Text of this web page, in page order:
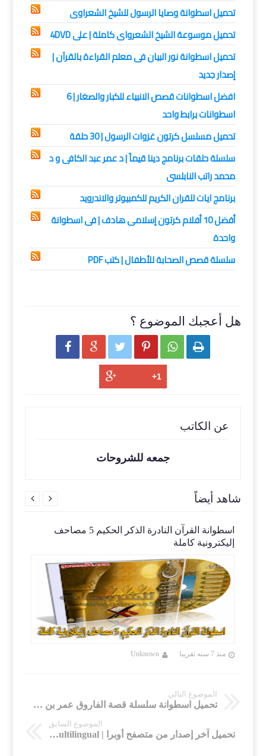
تحميل اسطوانة وصايا الرسول للشيخ الشعراوى
تحميل موسوعة الشيخ الشعرواى كاملة | على 4DVD
تحميل اسطوانة نور البيان فى معلم القراءة بالقرآن |
إصدار جديد
افضل اسطوانات قصص الانبياء للكبار والصغار | 6
اسطوانات برابط واحد
تحميل مسلسل كرتون غزوات الرسول | 30 حلقة
سلسلة حلقات برنامج دينا قيماً | د عمر عبد الكافى و د
محمد راتب النابلسى
برنامج ايات للقران الكريم للكمبيوتر والاندرويد
أفضل 10 أفلام كرتون إسلامى هادف | فى اسطوانة
واحدة
سلسلة قصص الصحابة للأطفال | كتب PDF
هل أعجبك الموضوع ؟
     
عن الكاتب
جمعه للشروحات
شاهد أيضاً
اسطوانة القرآن النادرة الذكر الحكيم 5 مصاحف
إليكترونية كاملة
منذ 7 سنه تقريبا Unknown
 
الموضوع التالي
تحميل اسطوانة سلسلة قصة الفاروق عمر بن الخطاب للشيخ نبيل العوضى
الموضوع السابق
تحميل آخر إصدار من متصفح أوبرا | Opera 57.0.3098.102 Multilingual